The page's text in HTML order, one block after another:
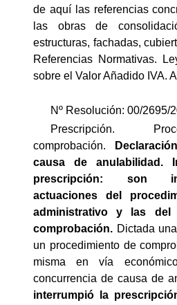
de aquí las referencias
las obras de
estructuras, fachadas,
Referencias Normativas.
sobre el Valor Añadido IVA.
Nº Resolución: 00/2695/
Prescripción.
comprobación.
causa de anulabilidad.
prescripción: son
actuaciones del
administrativo y las del
comprobación. Dictada
un procedimiento de
misma en vía
concurrencia de causa de
interrumpió la